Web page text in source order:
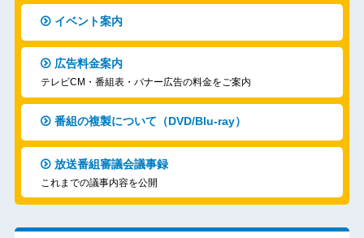
イベント案内
広告料金案内
テレビCM・番組表・バナー広告の料金をご案内
番組の複製について（DVD/Blu-ray）
放送番組審議会議事録
これまでの議事内容を公開